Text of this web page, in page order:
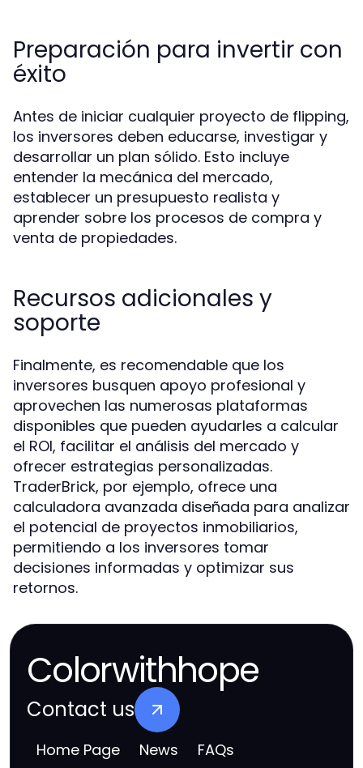
Preparación para invertir con
éxito
Antes de iniciar cualquier proyecto de flipping,
los inversores deben educarse, investigar y
desarrollar un plan sólido. Esto incluye
entender la mecánica del mercado,
establecer un presupuesto realista y
aprender sobre los procesos de compra y
venta de propiedades.
Recursos adicionales y
soporte
Finalmente, es recomendable que los
inversores busquen apoyo profesional y
aprovechen las numerosas plataformas
disponibles que pueden ayudarles a calcular
el ROI, facilitar el análisis del mercado y
ofrecer estrategias personalizadas.
TraderBrick, por ejemplo, ofrece una
calculadora avanzada diseñada para analizar
el potencial de proyectos inmobiliarios,
permitiendo a los inversores tomar
decisiones informadas y optimizar sus
retornos.
Colorwithhope
Contact us
Home Page News FAQs